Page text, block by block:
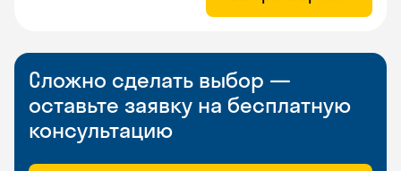
Сложно сделать выбор —
оставьте заявку на бесплатную
консультацию